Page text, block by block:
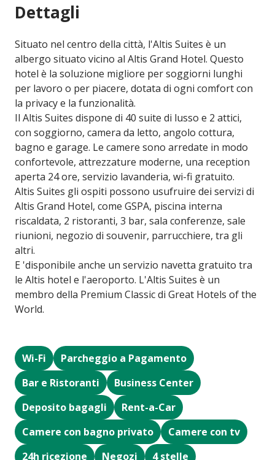
Dettagli
Situato nel centro della città, l'Altis Suites è un
albergo situato vicino al Altis Grand Hotel. Questo
hotel è la soluzione migliore per soggiorni lunghi
per lavoro o per piacere, dotata di ogni comfort con
la privacy e la funzionalità.
Il Altis Suites dispone di 40 suite di lusso e 2 attici,
con soggiorno, camera da letto, angolo cottura,
bagno e garage. Le camere sono arredate in modo
confortevole, attrezzature moderne, una reception
aperta 24 ore, servizio lavanderia, wi-fi gratuito.
Altis Suites gli ospiti possono usufruire dei servizi di
Altis Grand Hotel, come GSPA, piscina interna
riscaldata, 2 ristoranti, 3 bar, sala conferenze, sale
riunioni, negozio di souvenir, parrucchiere, tra gli
altri.
E 'disponibile anche un servizio navetta gratuito tra
le Altis hotel e l'aeroporto. L'Altis Suites è un
membro della Premium Classic di Great Hotels of the
World.
Wi-Fi
Parcheggio a Pagamento
Bar e Ristoranti
Business Center
Deposito bagagli
Rent-a-Car
Camere con bagno privato
Camere con tv
24h ricezione
Negozi 4 stelle